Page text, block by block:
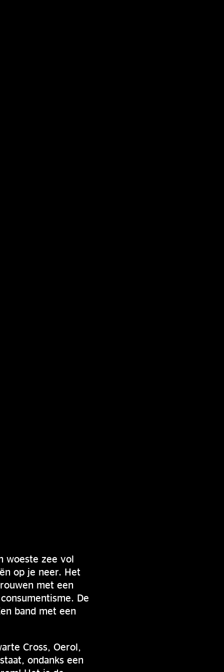
woeste zee vol
op je neer. Het
met een
De
band met een
Cross, Oerol,
ondanks een